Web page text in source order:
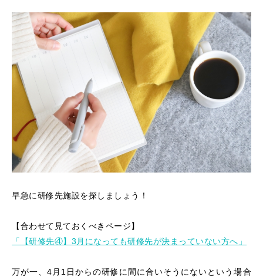
早急に研修先施設を探しましょう！
【合わせて見ておくべきページ】
「【研修先④】3月になっても研修先が決まっていない方へ」
万が一、4月1日からの研修に間に合いそうにないという場合